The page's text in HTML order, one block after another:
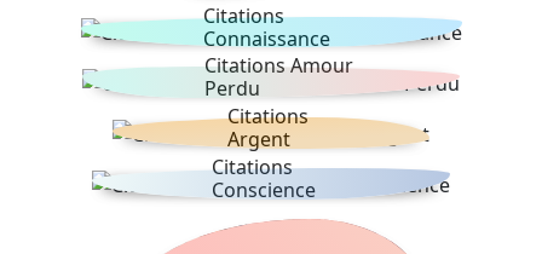
Citations
Connaissance
Citations Amour
Perdu
Citations
Argent
Citations
Conscience